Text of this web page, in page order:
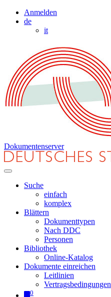
Anmelden
de
it
Dokumentenserver
Suche
einfach
komplex
Blättern
Dokumenttypen
Nach DDC
Personen
Bibliothek
Online-Katalog
Dokumente einreichen
Leitlinien
Vertragsbedingungen
0